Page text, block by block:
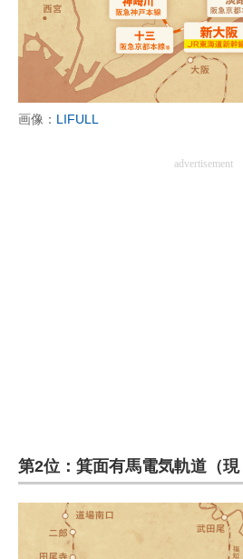
企業ITのトレンドを詳説
経営リーダーのコミュニティ
マーケ×ITの今がよく分かる
建設×テクノロジーの最前線
ちょっと気になるネットの話題
画像： LIFULL
advertisement
第2位：箕面有馬電気軌道（